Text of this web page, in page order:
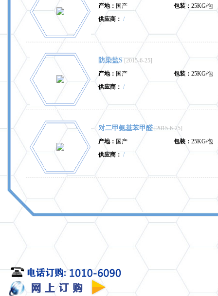
产地： 国产 包装： 25KG/包
供应商： /
防染盐S [2015-6-25]
产地： 国产 包装： 25KG/包
供应商： /
对二甲氨基苯甲醛 [2015-6-25]
产地： 国产 包装： 25KG/包
供应商： /